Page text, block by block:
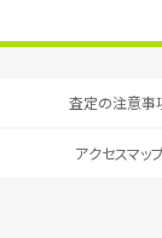
査定の注意事
アクセスマッ